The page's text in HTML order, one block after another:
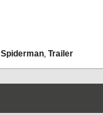
Spiderman, Trailer